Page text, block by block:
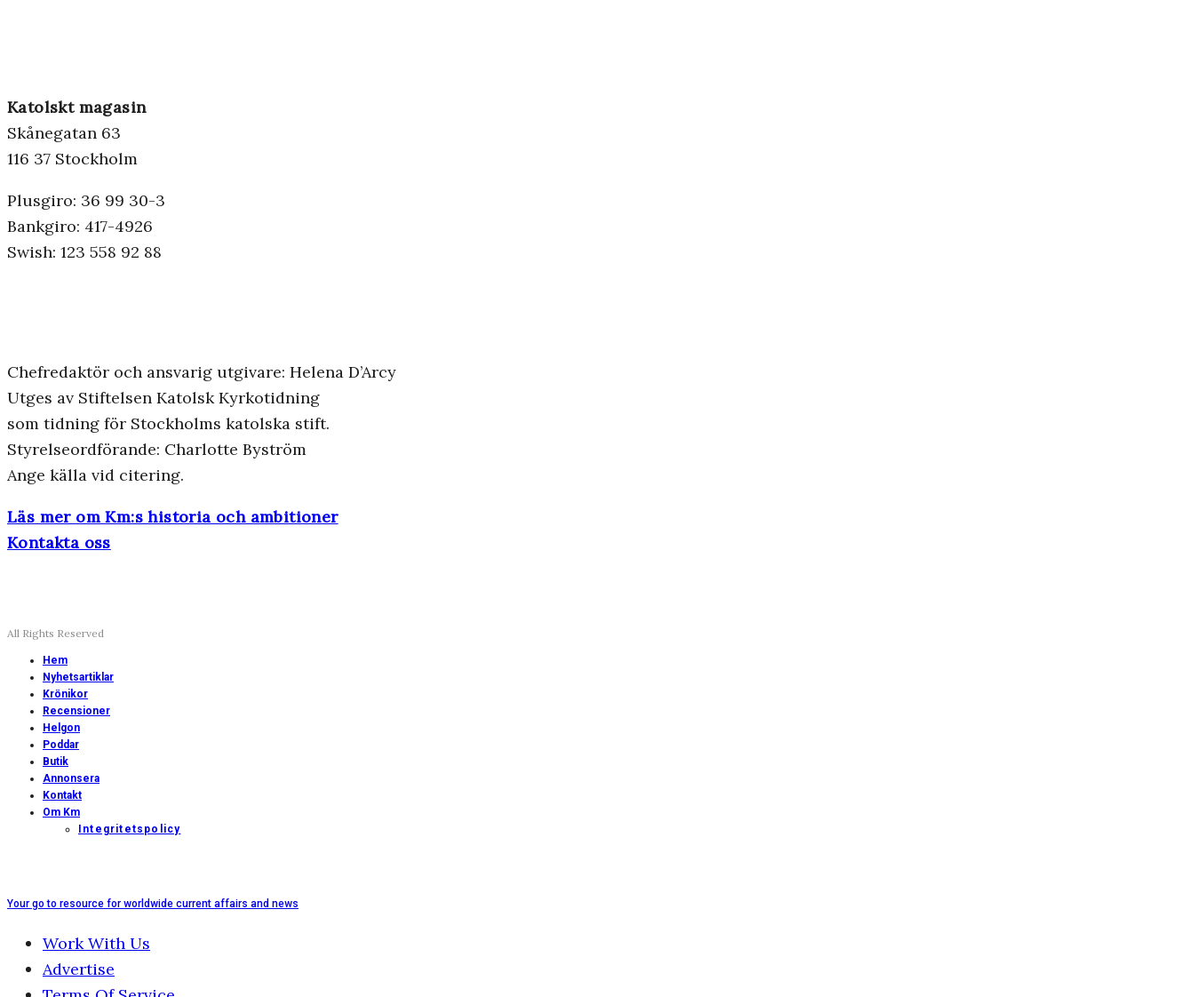
Katolskt magasin
Skånegatan 63
116 37 Stockholm
Plusgiro: 36 99 30-3
Bankgiro: 417-4926
Swish: 123 558 92 88
Chefredaktör och ansvarig utgivare: Helena D’Arcy
Utges av Stiftelsen Katolsk Kyrkotidning
som tidning för Stockholms katolska stift.
Styrelseordförande: Charlotte Byström
Ange källa vid citering.
Läs mer om Km:s historia och ambitioner
Kontakta oss
All Rights Reserved
Hem
Nyhetsartiklar
Krönikor
Recensioner
Helgon
Poddar
Butik
Annonsera
Kontakt
Om Km
Integritetspolicy
Your go to resource for worldwide current affairs and news
Work With Us
Advertise